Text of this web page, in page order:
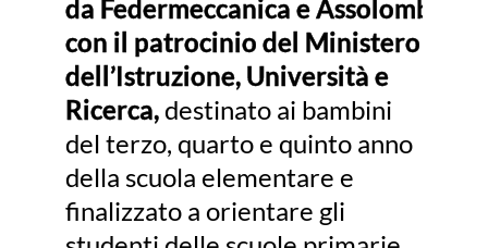
da Federmeccanica e
con il patrocinio del Ministero
dell’Istruzione, Università e
Ricerca,destinato ai bambini
del terzo, quarto e quinto anno
della scuola elementare e
finalizzato a orientare gli